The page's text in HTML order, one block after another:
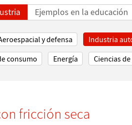
Ejemplos en la educación
y defensa Industria
consumo
Energía Ciencias
fricción seca